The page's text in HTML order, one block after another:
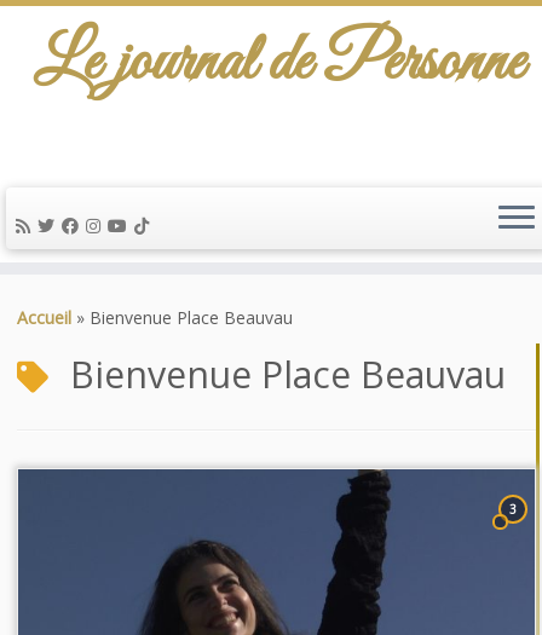
au
Le journal de Personne
Accueil » Bienvenue Place Beauvau
Bienvenue Place Beauvau
3